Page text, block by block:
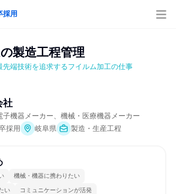
採用
製造工程管理
端技術を追求するフイルム加工の仕事
社
機器メーカー、機械・医療機器メーカー
採用 岐阜県 製造・生産工程
機械・機器に携わりたい
い コミュニケーションが活発